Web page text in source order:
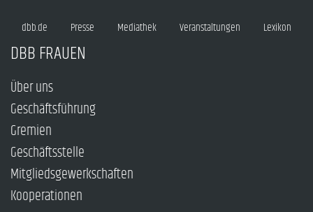
dbb.de Presse Mediathek Veranstaltungen Lexikon
DBB FRAUEN
Über uns
Geschäftsführung
Gremien
Geschäftsstelle
Mitgliedsgewerkschaften
Kooperationen